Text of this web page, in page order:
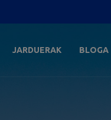
JARDUERAK BLOGA